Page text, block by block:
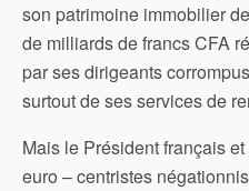
son patrimoine immobilier
de milliards de francs CFA
par ses dirigeants
surtout de ses services de
Mais le Président français
euro – centristes